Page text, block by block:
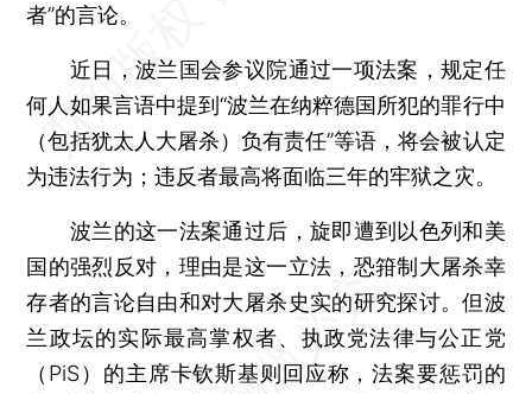
者”的言论。
近日，波兰国会参议院通过一项法案，规定任
何人如果言语中提到“波兰在纳粹德国所犯的罪行中
（包括犹太人大屠杀）负有责任”等语，将会被认定
为违法行为；违反者最高将面临三年的牢狱之灾。
波兰的这一法案通过后，旋即遭到以色列和美
国的强烈反对，理由是这一立法，恐箝制大屠杀幸
存者的言论自由和对大屠杀史实的研究探讨。但波
兰政坛的实际最高掌权者、执政党法律与公正党
（PiS）的主席卡钦斯基则回应称，法案要惩罚的